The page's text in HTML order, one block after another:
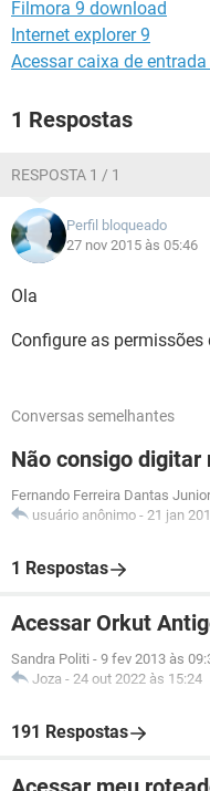
Filmora 9 download
Internet explorer 9
Acessar caixa de
1 Respostas
RESPOSTA 1 / 1
Perfil bloqueado
27 nov 2015 às 05:46
Ola
Configure as permissões
Conversas semelhantes
Não consigo digitar
Fernando Ferreira Dantas Junior
usuário anônimo - 21 jan
1 Respostas
Acessar Orkut
Sandra Politi - 9 fev 2013 às
Joza - 24 out 2022 às 15:24
191 Respostas